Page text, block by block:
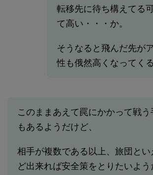
転移先に待ち構えてる
て高い・・・か。
そうなると飛んだ先が
性も俄然高くなってく
このままあえて罠にかかって戦う
もあるようだけど、
相手が複数である以上、旅団とい
ど出来れば安全策をとりたいよう